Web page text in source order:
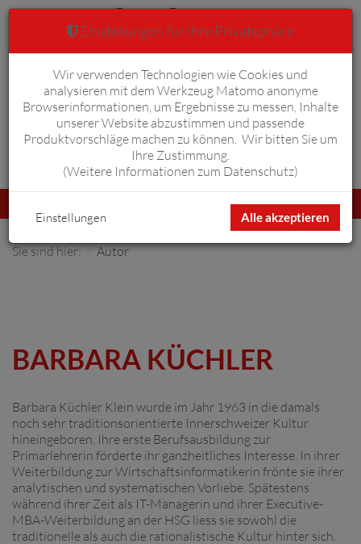
Anmelden Warenkorb 0
umschalten
Sie sind hier: Autor
BARBARA KÜCHLER
Barbara Küchler Klein wurde im Jahr 1963 in die damals
noch sehr traditionsorientierte Innerschweizer Kultur
hineingeboren. Ihre erste Berufsausbildung zur
Primarlehrerin förderte ihr ganzheitliches Interesse. In ihrer
Weiterbildung zur Wirtschaftsinformatikerin frönte sie ihrer
analytischen und systematischen Vorliebe. Spätestens
während ihrer Zeit als IT-Managerin und ihrer Executive-
MBA-Weiterbildung an der HSG liess sie sowohl die
traditionelle als auch die rationalistische Kultur hinter sich.
Einstellungen für Ihre Privatsphäre
Wir verwenden Technologien wie Cookies und
analysieren mit dem Werkzeug Matomo anonyme
Browserinformationen, um Ergebnisse zu messen, Inhalte
unserer Website abzustimmen und passende
Produktvorschläge machen zu können. Wir bitten Sie um
Ihre Zustimmung.
(Weitere Informationen zum Datenschutz)
Alle akzeptieren
Einstellungen